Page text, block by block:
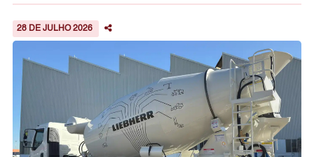
28 DE JULHO 2026